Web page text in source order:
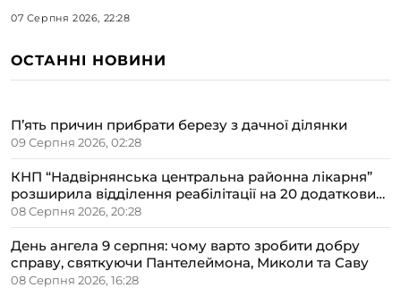
07 Серпня 2026, 22:28
ОСТАННІ НОВИНИ
П’ять причин прибрати березу з дачної ділянки
09 Серпня 2026, 02:28
КНП “Надвірнянська центральна районна лікарня”
розширила відділення реабілітації на 20 додаткових
ліжок
08 Серпня 2026, 20:28
День ангела 9 серпня: чому варто зробити добру
справу, святкуючи Пантелеймона, Миколи та Саву
08 Серпня 2026, 16:28